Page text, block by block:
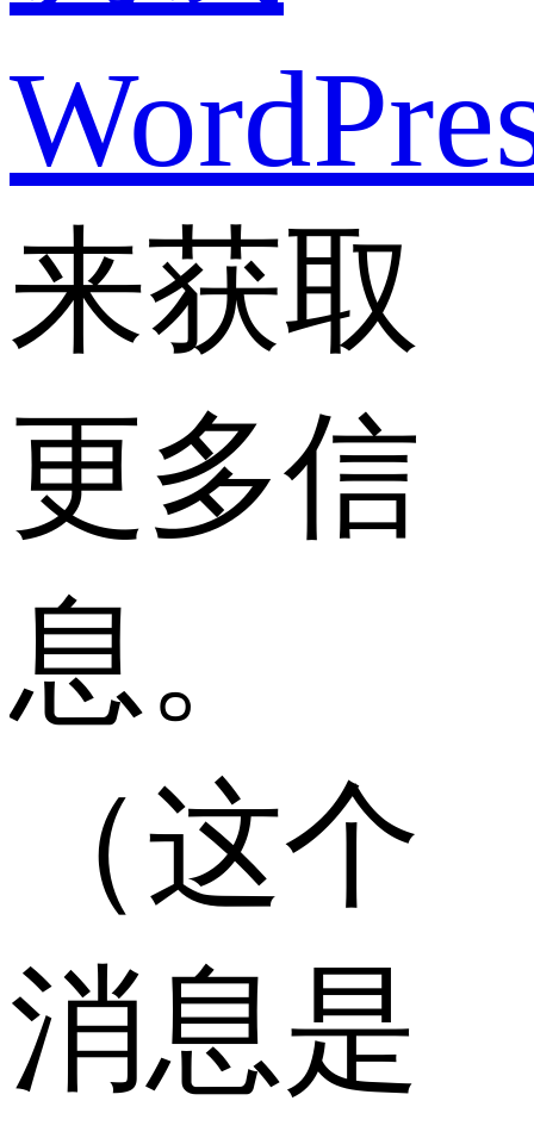
来获取
更多信
息。
（这个
消息是